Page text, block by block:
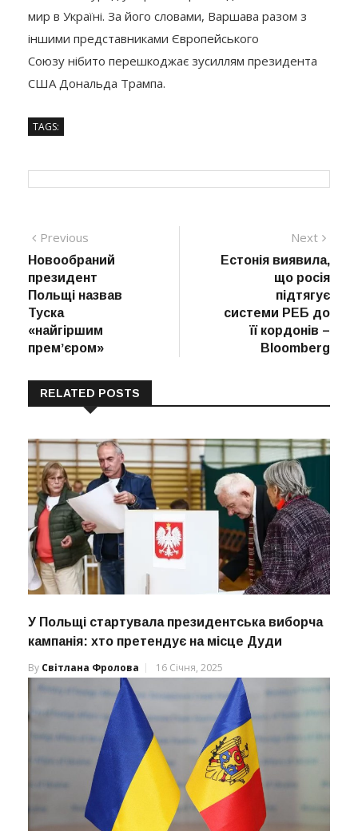
мир в Україні. За його словами, Варшава разом з
іншими представниками Європейського
Союзу нібито перешкоджає зусиллям президента
США Дональда Трампа.
TAGS:
Навігація
записів
Previous
post:
Новообраний
президент
Польщі назвав
Туска
«найгіршим
премʼєром»
Next
Естонія виявила,
що росія
підтягує
системи РЕБ до
її кордонів –
Bloomberg
RELATED POSTS
У Польщі стартувала президентська виборча
кампанія: хто претендує на місце Дуди
By Світлана Фролова 16 Січня, 2025